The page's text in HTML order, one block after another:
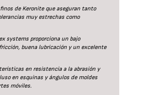
de Keronite que aseguran tanto
muy estrechas como
systems proporciona un bajo
buena lubricación y un excelente
en resistencia a la abrasión y
en esquinas y ángulos de moldes
móviles.